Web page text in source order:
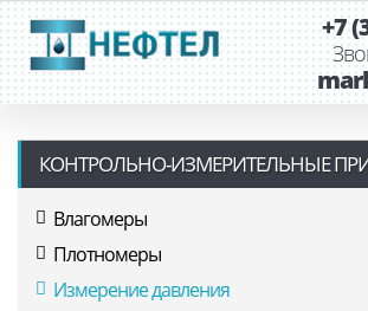
+7
КОНТРОЛЬНО-ИЗМЕРИТЕЛЬНЫЕ
Влагомеры
Плотномеры
Измерение давления